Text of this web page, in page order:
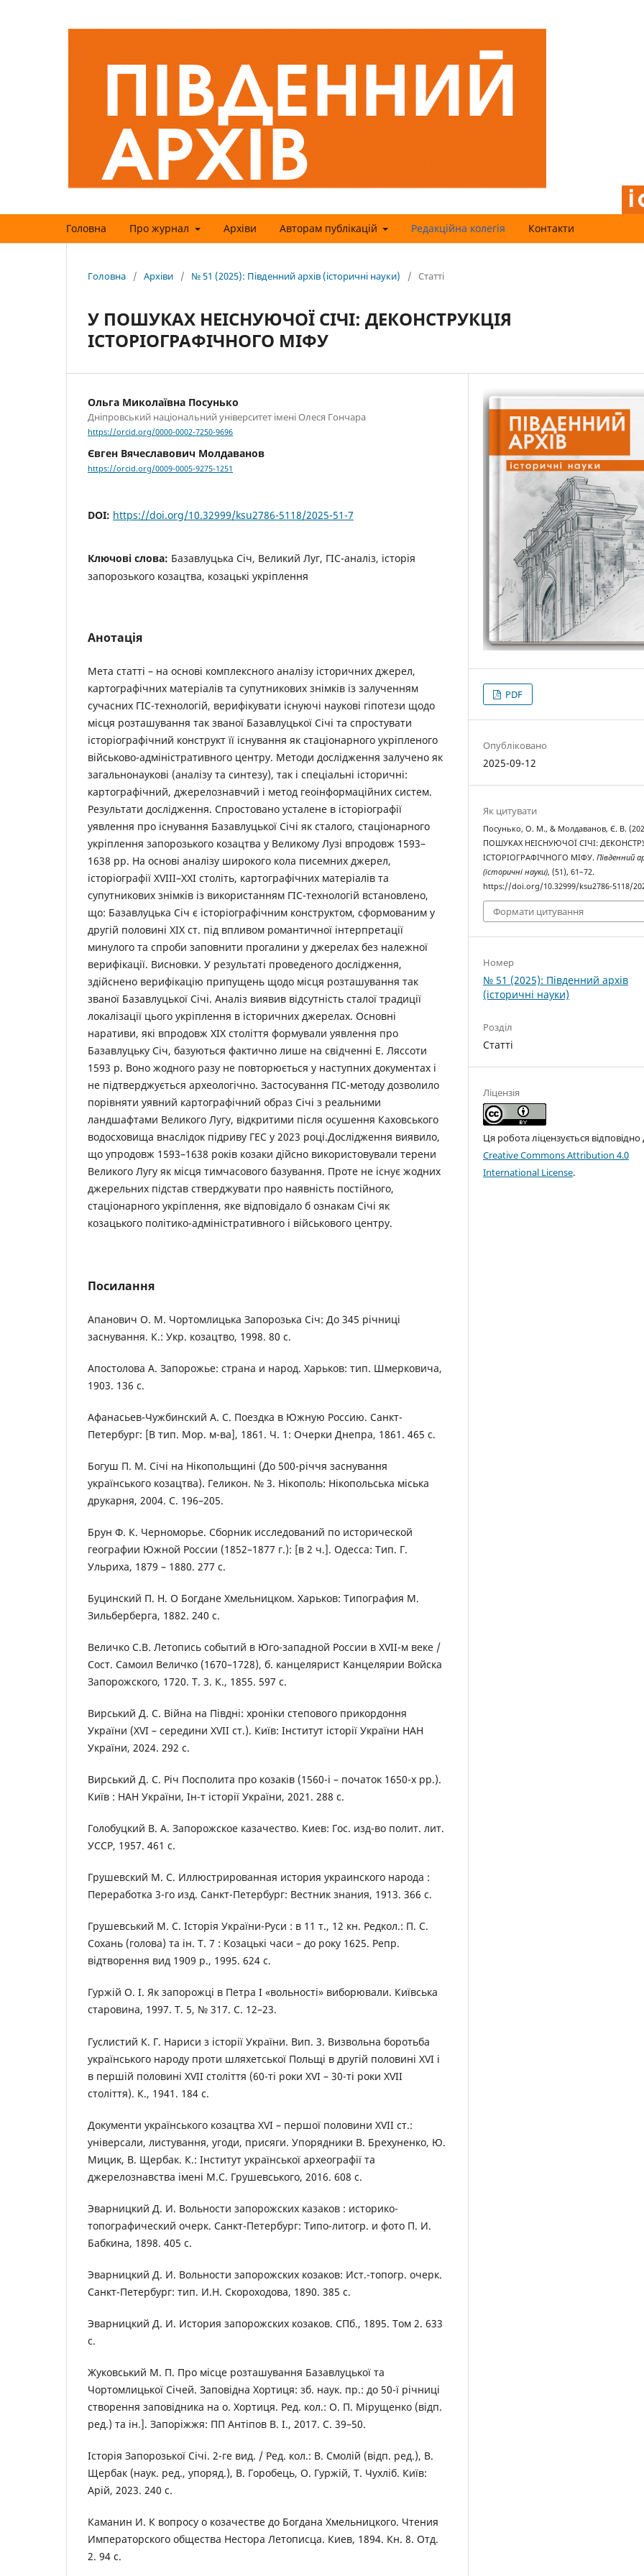
Головна Про журнал Архіви Авторам публікацій Редакційна колегія Контакти
Головна / Архіви / № 51 (2025): Південний архів (історичні науки) / Статті
У ПОШУКАХ НЕІСНУЮЧОЇ СІЧІ: ДЕКОНСТРУКЦІЯ
ІСТОРІОГРАФІЧНОГО МІФУ
Ольга Миколаївна Посунько
Дніпровський національний університет імені Олеся Гончара
https://orcid.org/0000-0002-7250-9696
Євген Вячеславович Молдаванов
https://orcid.org/0009-0005-9275-1251
DOI: https://doi.org/10.32999/ksu2786-5118/2025-51-7
Ключові слова: Базавлуцька Січ, Великий Луг, ГІС-аналіз, історія
запорозького козацтва, козацькі укріплення
Анотація
Мета статті – на основі комплексного аналізу історичних джерел,
картографічних матеріалів та супутникових знімків із залученням
сучасних ГІС-технологій, верифікувати існуючі наукові гіпотези щодо
місця розташування так званої Базавлуцької Січі та спростувати
історіографічний конструкт її існування як стаціонарного укріпленого
військово-адміністративного центру. Методи дослідження залучено як
загальнонаукові (аналізу та синтезу), так і спеціальні історичні:
картографічний, джерелознавчий і метод геоінформаційних систем.
Результати дослідження. Спростовано усталене в історіографії
уявлення про існування Базавлуцької Січі як сталого, стаціонарного
укріплення запорозького козацтва у Великому Лузі впродовж 1593–
1638 рр. На основі аналізу широкого кола писемних джерел,
історіографії XVIII–XXI століть, картографічних матеріалів та
супутникових знімків із використанням ГІС-технологій встановлено,
що: Базавлуцька Січ є історіографічним конструктом, сформованим у
другій половині XIX ст. під впливом романтичної інтерпретації
минулого та спроби заповнити прогалини у джерелах без належної
верифікації. Висновки. У результаті проведеного дослідження,
здійснено верифікацію припущень щодо місця розташування так
званої Базавлуцької Січі. Аналіз виявив відсутність сталої традиції
локалізації цього укріплення в історичних джерелах. Основні
наративи, які впродовж XIX століття формували уявлення про
Базавлуцьку Січ, базуються фактично лише на свідченні Е. Ляссоти
1593 р. Воно жодного разу не повторюється у наступних документах і
не підтверджується археологічно. Застосування ГІС-методу дозволило
порівняти уявний картографічний образ Січі з реальними
ландшафтами Великого Лугу, відкритими після осушення Каховського
водосховища внаслідок підриву ГЕС у 2023 році.Дослідження виявило,
що упродовж 1593–1638 років козаки дійсно використовували терени
Великого Лугу як місця тимчасового базування. Проте не існує жодних
джерельних підстав стверджувати про наявність постійного,
стаціонарного укріплення, яке відповідало б ознакам Січі як
козацького політико-адміністративного і військового центру.
Посилання
Апанович О. М. Чортомлицька Запорозька Січ: До 345 річниці
заснування. К.: Укр. козацтво, 1998. 80 с.
Апостолова А. Запорожье: страна и народ. Харьков: тип. Шмерковича,
1903. 136 с.
Афанасьев-Чужбинский А. С. Поездка в Южную Россию. Санкт-
Петербург: [В тип. Мор. м-ва], 1861. Ч. 1: Очерки Днепра, 1861. 465 c.
Богуш П. М. Січі на Нікопольщині (До 500-річчя заснування
українського козацтва). Геликон. № 3. Нікополь: Нікопольська міська
друкарня, 2004. С. 196–205.
Брун Ф. К. Черноморье. Сборник исследований по исторической
географии Южной России (1852–1877 г.): [в 2 ч.]. Одесса: Тип. Г.
Ульриха, 1879 – 1880. 277 c.
Буцинский П. Н. О Богдане Хмельницком. Харьков: Типография М.
Зильберберга, 1882. 240 с.
Величко С.В. Летопись событий в Юго-западной России в XVII-м веке /
Сост. Самоил Величко (1670–1728), б. канцелярист Канцелярии Войска
Запорожского, 1720. Т. 3. К., 1855. 597 с.
Вирський Д. С. Війна на Півдні: хроніки степового прикордоння
України (XVI – середини XVII ст.). Київ: Інститут історії України НАН
України, 2024. 292 с.
Вирський Д. С. Річ Посполита про козаків (1560-і – початок 1650-х рр.).
Київ : НАН України, Ін-т історії України, 2021. 288 с.
Голобуцкий В. А. Запорожское казачество. Киев: Гос. изд-во полит. лит.
УССР, 1957. 461 c.
Грушевский М. С. Иллюстрированная история украинского народа :
Переработка 3-го изд. Санкт-Петербург: Вестник знания, 1913. 366 с.
Грушевський М. С. Історія України-Руси : в 11 т., 12 кн. Редкол.: П. С.
Сохань (голова) та ін. Т. 7 : Козацькі часи – до року 1625. Репр.
відтворення вид 1909 р., 1995. 624 c.
Гуржій О. І. Як запорожці в Петра І «вольності» виборювали. Київська
старовина, 1997. Т. 5, № 317. С. 12–23.
Гуслистий К. Г. Нариси з історії України. Вип. 3. Визвольна боротьба
українського народу проти шляхетської Польщі в другій половині XVI і
в першій половині XVII століття (60-ті роки XVI – 30-ті роки XVII
століття). К., 1941. 184 с.
Документи українського козацтва XVI – першої половини XVII ст.:
універсали, листування, угоди, присяги. Упорядники В. Брехуненко, Ю.
Мицик, В. Щербак. К.: Інститут української археографії та
джерелознавства імені М.С. Грушевського, 2016. 608 c.
Эварницкий Д. И. Вольности запорожских казаков : историко-
топографический очерк. Санкт-Петербург: Типо-литогр. и фото П. И.
Бабкина, 1898. 405 c.
Эварницкий Д. И. Вольности запорожских козаков: Ист.-топогр. очерк.
Санкт-Петербург: тип. И.Н. Скороходова, 1890. 385 с.
Эварницкий Д. И. История запорожских козаков. СПб., 1895. Том 2. 633
с.
Жуковський М. П. Про місце розташування Базавлуцької та
Чортомлицької Січей. Заповідна Хортиця: зб. наук. пр.: до 50-ї річниці
створення заповідника на о. Хортиця. Ред. кол.: О. П. Мірущенко (відп.
ред.) та ін.]. Запоріжжя: ПП Антіпов В. І., 2017. С. 39–50.
Історія Запорозької Січі. 2-ге вид. / Ред. кол.: В. Смолій (відп. ред.), В.
Щербак (наук. ред., упоряд.), В. Горобець, О. Гуржій, Т. Чухліб. Київ:
Арій, 2023. 240 с.
Каманин И. К вопросу о козачестве до Богдана Хмельницкого. Чтения
Императорского общества Нестора Летописца. Киев, 1894. Кн. 8. Отд.
2. 94 с.
PDF
Опубліковано
2025-09-12
Як цитувати
Посунько, О. М., & Молдаванов, Є. В.
ПОШУКАХ НЕІСНУЮЧОЇ СІЧІ:
ІСТОРІОГРАФІЧНОГО МІФУ.Південний
(історичні науки), (51), 61–72.
https://doi.org/10.32999/ksu2786-5118/
Формати цитування
Номер
№ 51 (2025): Південний архів
(історичні науки)
Розділ
Статті
Ліцензія
Ця робота ліцензується відповідно
Creative Commons Attribution 4.0
International License.